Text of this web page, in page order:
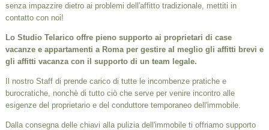
senza impazzire dietro ai problemi dell'affitto tradizionale, mettiti in
contatto con noi!
Lo Studio Telarico offre pieno supporto ai proprietari di case
vacanze e appartamenti a Roma per gestire al meglio gli affitti brevi e
gli affitti vacanza con il supporto di un team legale.
Il nostro Staff di prende carico di tutte le incombenze pratiche e
burocratiche, nonchè di tutto ciò che serve per venire incontro alle
esigenze del proprietario e del conduttore temporaneo dell'immobile.
Dalla consegna delle chiavi alla pulizia dell'immobile ti offriamo supporto